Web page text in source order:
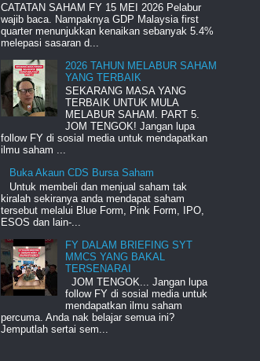
CATATAN SAHAM FY 15 MEI 2026 Pelabur
wajib baca. Nampaknya GDP Malaysia first
quarter menunjukkan kenaikan sebanyak 5.4%
melepasi sasaran d...
2026 TAHUN MELABUR SAHAM
YANG TERBAIK
SEKARANG MASA YANG
TERBAIK UNTUK MULA
MELABUR SAHAM. PART 5.
JOM TENGOK! Jangan lupa
follow FY di sosial media untuk mendapatkan
ilmu saham ...
Buka Akaun CDS Bursa Saham
Untuk membeli dan menjual saham tak
kiralah sekiranya anda mendapat saham
tersebut melalui Blue Form, Pink Form, IPO,
ESOS dan lain-...
FY DALAM BRIEFING SYT
MMCS YANG BAKAL
TERSENARAI
JOM TENGOK... Jangan lupa
follow FY di sosial media untuk
mendapatkan ilmu saham
percuma. Anda nak belajar semua ini?
Jemputlah sertai sem...